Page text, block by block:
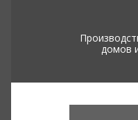
домов